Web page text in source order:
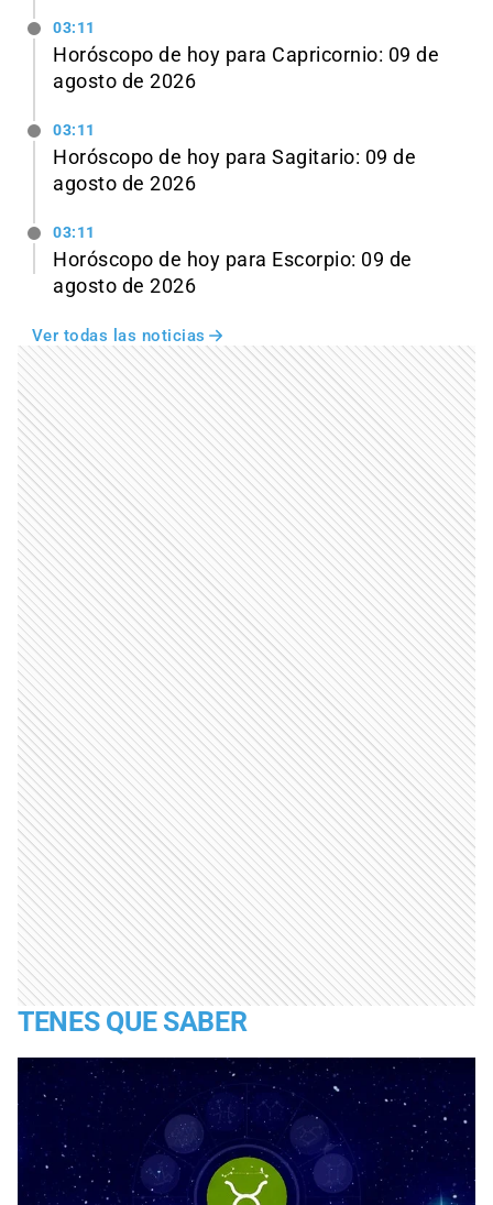
03:11
Horóscopo de hoy para Capricornio: 09 de
agosto de 2026
03:11
Horóscopo de hoy para Sagitario: 09 de
agosto de 2026
03:11
Horóscopo de hoy para Escorpio: 09 de
agosto de 2026
Ver todas las noticias
TENES QUE SABER